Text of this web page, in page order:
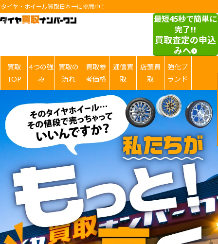
タイヤ・ホイール買取日本一に挑戦中！
最短45秒で簡単に
完了!!
買取査定の申込
みへ
買取
TOP
4つの強
み
買取の
流れ
買取参
考価格
通信買
取
店頭買
取
強化ブ
ランド